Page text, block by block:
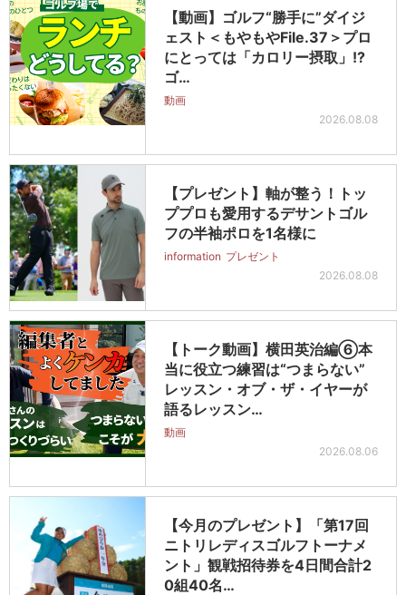
【動画】ゴルフ“勝手に”ダイジ
ェスト＜もやもやFile.37＞プロ
にとっては「カロリー摂取」!?
ゴ…
動画
2026.08.08
【プレゼント】軸が整う！トッ
ププロも愛用するデサントゴル
フの半袖ポロを1名様に
information プレゼント
2026.08.08
【トーク動画】横田英治編⑥本
当に役立つ練習は“つまらない”
レッスン・オブ・ザ・イヤーが
語るレッスン…
動画
2026.08.06
【今月のプレゼント】「第17回
ニトリレディスゴルフトーナメ
ント」観戦招待券を4日間合計2
0組40名…